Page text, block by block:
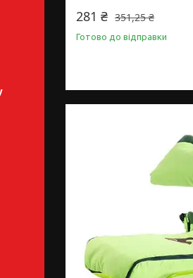
351,25 ₴
281 ₴
Готово до відправки